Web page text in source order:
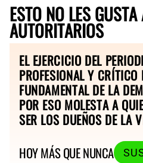
ESTO NO LES
AUTORITARIOS
EL EJERCICIO DEL
PROFESIONAL Y
FUNDAMENTAL DE LA
POR ESO MOLESTA A
SER LOS DUEÑOS DE LA
HOY MÁS QUE NUNCA